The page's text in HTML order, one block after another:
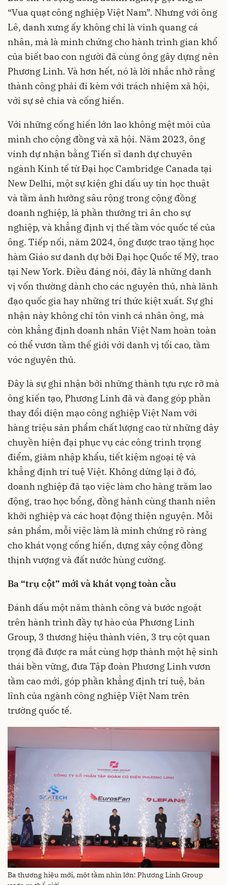
“Vua quạt công nghiệp Việt Nam”. Nhưng với ông
Lê, danh xưng ấy không chỉ là vinh quang cá
nhân, mà là minh chứng cho hành trình gian khổ
của biết bao con người đã cùng ông gây dựng nên
Phương Linh. Và hơn hết, nó là lời nhắc nhở rằng
thành công phải đi kèm với trách nhiệm xã hội,
với sự sẻ chia và cống hiến.
Với những cống hiến lớn lao không mệt mỏi của
mình cho cộng đồng và xã hội. Năm 2023, ông
vinh dự nhận bằng Tiến sĩ danh dự chuyên
ngành Kinh tế từ Đại học Cambridge Canada tại
New Delhi, một sự kiện ghi dấu uy tín học thuật
và tầm ảnh hưởng sâu rộng trong cộng đồng
doanh nghiệp, là phần thưởng tri ân cho sự
nghiệp, và khẳng định vị thế tầm vóc quốc tế của
ông. Tiếp nối, năm 2024, ông được trao tặng học
hàm Giáo sư danh dự bởi Đại học Quốc tế Mỹ, trao
tại New York. Điều đáng nói, đây là những danh
vị vốn thường dành cho các nguyên thủ, nhà lãnh
đạo quốc gia hay những trí thức kiệt xuất. Sự ghi
nhận này không chỉ tôn vinh cá nhân ông, mà
còn khẳng định doanh nhân Việt Nam hoàn toàn
có thể vươn tầm thế giới với danh vị tối cao, tầm
vóc nguyên thủ.
Đây là sự ghi nhận bởi những thành tựu rực rỡ mà
ông kiến tạo, Phương Linh đã và đang góp phần
thay đổi diện mạo công nghiệp Việt Nam với
hàng triệu sản phẩm chất lượng cao từ những dây
chuyền hiện đại phục vụ các công trình trọng
điểm, giảm nhập khẩu, tiết kiệm ngoại tệ và
khẳng định trí tuệ Việt. Không dừng lại ở đó,
doanh nghiệp đã tạo việc làm cho hàng trăm lao
động, trao học bổng, đồng hành cùng thanh niên
khởi nghiệp và các hoạt động thiện nguyện. Mỗi
sản phẩm, mỗi việc làm là minh chứng rõ ràng
cho khát vọng cống hiến, dựng xây cộng đồng
thịnh vượng và đất nước hùng cường.
Ba “trụ cột” mới vàkhát vọng toàn cầu
Đánh dấu một năm thành công và bước ngoặt
trên hành trình đầy tự hào của Phương Linh
Group, 3 thương hiệu thành viên, 3 trụ cột quan
trọng đã được ra mắt cùng hợp thành một hệ sinh
thái bền vững, đưa Tập đoàn Phương Linh vươn
tầm cao mới, góp phần khẳng định trí tuệ, bản
lĩnh của ngành công nghiệp Việt Nam trên
trường quốc tế.
Ba thương hiệu mới, một tầm nhìn lớn: Phương Linh Group